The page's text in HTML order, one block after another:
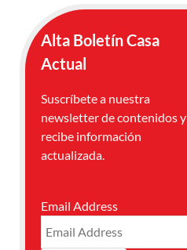
Alta Boletín Casa
Actual
Suscríbete a nuestra
newsletter de contenidos y
recibe información
actualizada.
Email Address